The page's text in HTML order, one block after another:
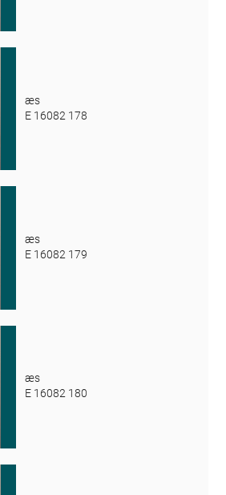
æs
E 16082 178
æs
E 16082 179
æs
E 16082 180